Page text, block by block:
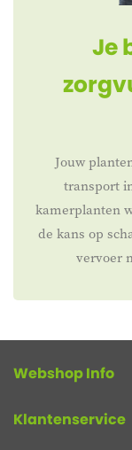
Je
Jouw
transport
kamerplanten
de kans op
vervoer
Webshop Info
Klantenservice